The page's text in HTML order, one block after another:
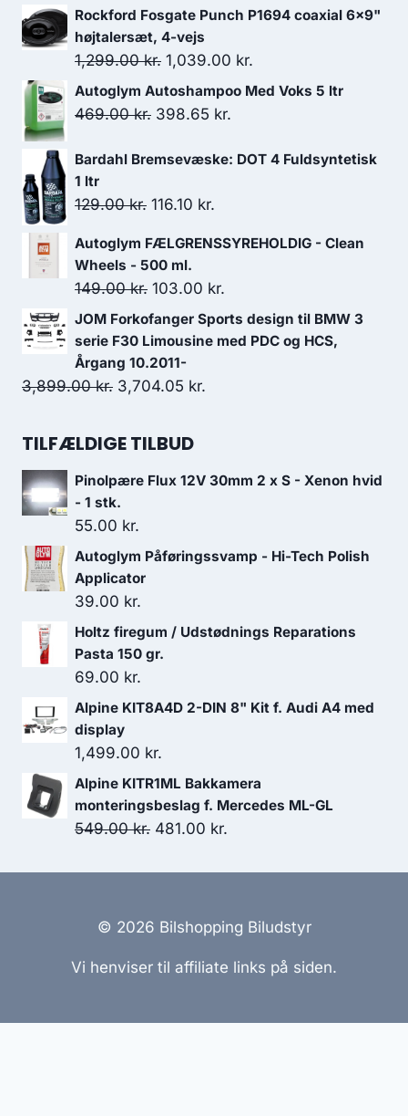
129.00 kr..83.00 kr..
Rockford Fosgate Punch P1694 coaxial 6x9"
højtalersæt, 4-vejs
1,299.00kr. Den
oprindelige
pris
1,299.00 kr..
1,039.00 kr.
aktuelle
1,039.00 kr..
Autoglym Autoshampoo Med Voks 5 ltr
469.00kr. Den
pris
469.00 kr..
398.65 kr.
pris
Bardahl Bremsevæske: DOT 4 Fuldsyntetisk
1 ltr
129.00kr. Den
pris
var:
116.10 kr.
pris
Autoglym FÆLGRENSSYREHOLDIG - Clean
Wheels - 500 ml.
149.00kr. Den
oprindelige
pris
var:
149.00 kr..
103.00 kr.
aktuelle
pris
JOM Forkofanger Sports design til BMW 3
serie F30 Limousine med PDC og HCS,
Årgang 10.2011-
3,899.00kr. Den
pris
3,899.00 kr..
3,704.05 kr.
3,704.05 kr..
TILFÆLDIGE TILBUD
Pinolpære Flux 12V 30mm 2 x S - Xenon hvid
- 1 stk.
55.00 kr.
Autoglym Påføringssvamp - Hi-Tech Polish
Applicator
39.00 kr.
Holtz firegum / Udstødnings Reparations
Pasta 150 gr.
69.00 kr.
Alpine KIT8A4D 2-DIN 8" Kit f. Audi A4 med
display
1,499.00 kr.
Alpine KITR1ML Bakkamera
monteringsbeslag f. Mercedes ML-GL
549.00kr. Den
pris
549.00 kr..
481.00 kr.
pris
481.00 kr..
© 2026 Bilshopping Biludstyr
Vi henviser til affiliate links på siden.